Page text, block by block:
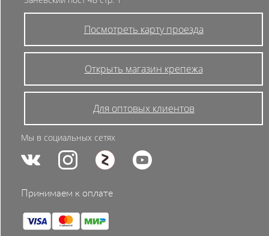
Посмотреть карту проезда
Открыть магазин крепежа
Для оптовых клиентов
Мы в социальных сетях
Принимаем к оплате